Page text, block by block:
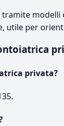
utile per
privata?